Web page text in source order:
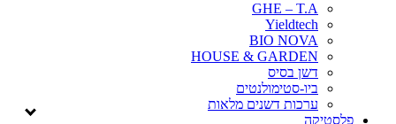
GHE – T.A
Yieldtech
BIO NOVA
HOUSE & GARDEN
דשן בסיס
ביו-סטימולנטים
ערכות דשנים מלאות
פלסטיקה